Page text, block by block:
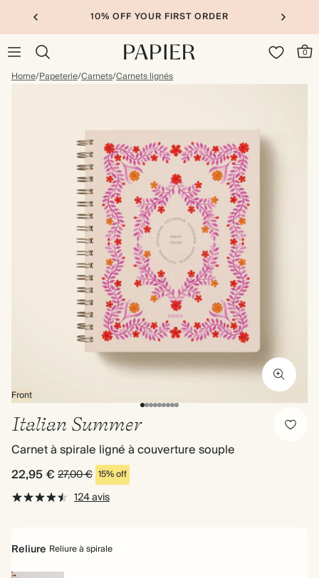
10% OFF YOUR FIRST ORDER
0
Home/Papeterie/Carnets/Carnets lignés
Front
Italian Summer
Carnet à spirale ligné à couverture souple
22,95 € 27,00 € 15% off
124 avis
Reliure Reliure à spirale